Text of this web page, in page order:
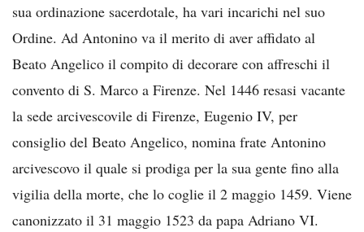
sua ordinazione sacerdotale, ha vari incarichi nel suo
Ordine. Ad Antonino va il merito di aver affidato al
Beato Angelico il compito di decorare con affreschi il
convento di S. Marco a Firenze. Nel 1446 resasi vacante
la sede arcivescovile di Firenze, Eugenio IV, per
consiglio del Beato Angelico, nomina frate Antonino
arcivescovo il quale si prodiga per la sua gente fino alla
vigilia della morte, che lo coglie il 2 maggio 1459. Viene
canonizzato il 31 maggio 1523 da papa Adriano VI.